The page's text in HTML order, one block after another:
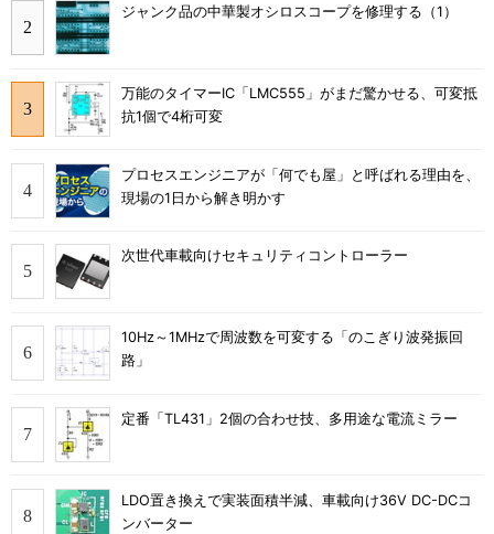
ジャンク品の中華製オシロスコープを修理する（1）
万能のタイマーIC「LMC555」がまだ驚かせる、可変抵
抗1個で4桁可変
プロセスエンジニアが「何でも屋」と呼ばれる理由を、
現場の1日から解き明かす
次世代車載向けセキュリティコントローラー
10Hz～1MHzで周波数を可変する「のこぎり波発振回
路」
定番「TL431」2個の合わせ技、多用途な電流ミラー
LDO置き換えで実装面積半減、車載向け36V DC-DCコ
ンバーター